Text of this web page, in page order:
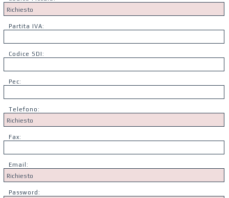
Partita IVA:
Codice SDI:
Pec:
Telefono:
Fax:
Email:
Password: